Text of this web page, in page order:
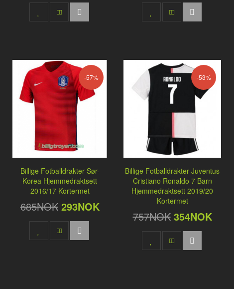
-57%
Billige Fotballdrakter Sør-
Korea Hjemmedraktsett
2016/17 Kortermet
685NOK 293NOK
-53%
Billige Fotballdrakter Juventus
Cristiano Ronaldo 7 Barn
Hjemmedraktsett 2019/20
Kortermet
757NOK 354NOK